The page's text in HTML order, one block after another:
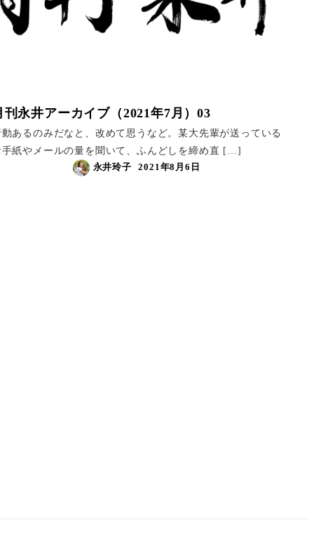
刊永井アーカイブ（2021年7月）03
あるのみだなと、改めて思うなど。某大先輩が送っている
手紙やメールの量を聞いて、ふんどしを締め直 […]
永井玲子 2021年8月6日